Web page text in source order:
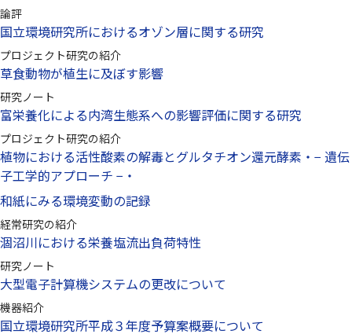
論評
国立環境研究所におけるオゾン層に関する研究
プロジェクト研究の紹介
草食動物が植生に及ぼす影響
研究ノート
富栄養化による内湾生態系への影響評価に関する研究
プロジェクト研究の紹介
植物における活性酸素の解毒とグルタチオン還元酵素・− 遺伝
子工学的アプローチ −・
和紙にみる環境変動の記録
経常研究の紹介
涸沼川における栄養塩流出負荷特性
研究ノート
大型電子計算機システムの更改について
機器紹介
国立環境研究所平成３年度予算案概要について